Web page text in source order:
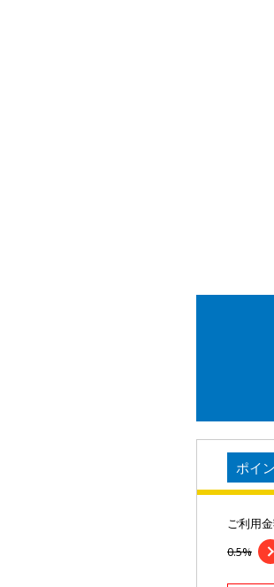
ポイ
ご利用
0.5%